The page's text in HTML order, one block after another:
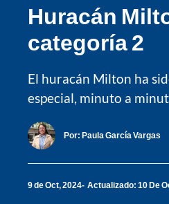
Huracán
categoría 2
El huracán Milton ha
especial, minuto a
Por: Paula García Vargas
9 de Oct, 2024 Actualizado: 10 De